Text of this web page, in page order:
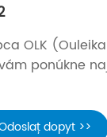
OLK
ponúkne
dopyt >>